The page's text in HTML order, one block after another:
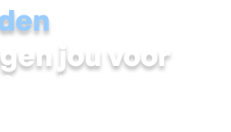
jou voor
Groot gelijk.